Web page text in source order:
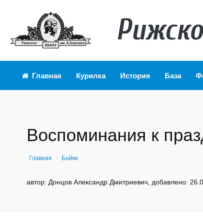
Главная Курилка История База
Воспоминания к
Главная Байки
автор: Донцов Александр Дмитриевич, добавлено: